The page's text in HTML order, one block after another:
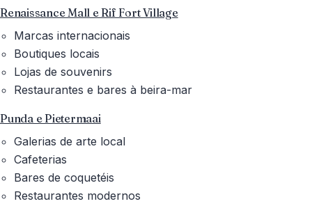
Renaissance Mall e Rif Fort Village
Marcas internacionais
Boutiques locais
Lojas de souvenirs
Restaurantes e bares à beira-mar
Punda e Pietermaai
Galerias de arte local
Cafeterias
Bares de coquetéis
Restaurantes modernos